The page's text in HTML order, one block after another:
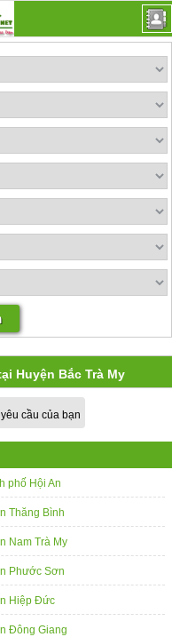
Huyện Bắc Trà My
cầu của bạn
phố Hội An
Thăng Bình
Nam Trà My
Phước Sơn
Hiệp Đức
Đông Giang